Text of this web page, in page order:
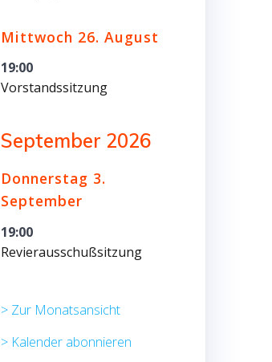
Mittwoch 26. August
19:00
Vorstandssitzung
September 2026
Donnerstag 3.
September
19:00
Revierausschußsitzung
> Zur Monatsansicht
> Kalender abonnieren